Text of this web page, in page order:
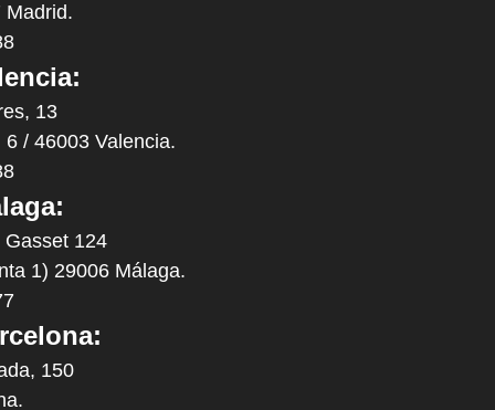
Madrid.
13
/ 46003 Valencia.
124
1) 29006 Málaga.
150